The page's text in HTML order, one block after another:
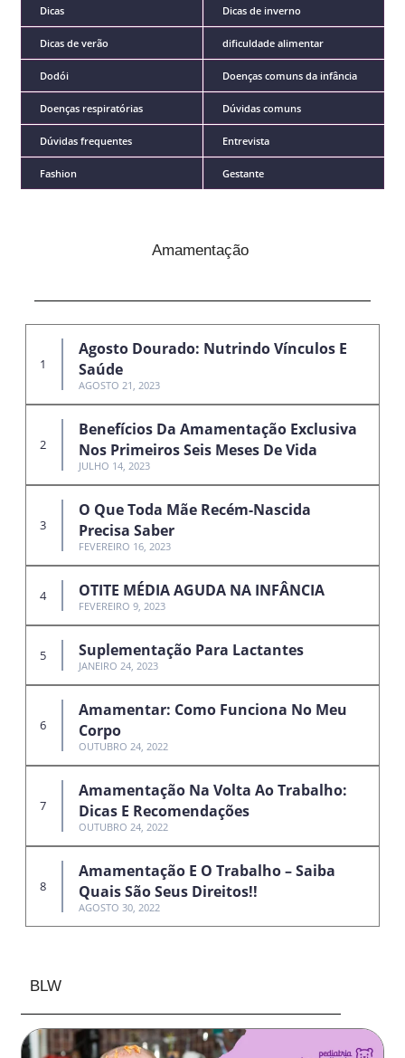
Dicas Dicas de inverno
Dicas de verão dificuldade alimentar
Dodói Doenças comuns da infância
Doenças respiratórias Dúvidas comuns
Dúvidas frequentes Entrevista
Fashion Gestante
Amamentação
Agosto Dourado: Nutrindo Vínculos E
Saúde
AGOSTO 21, 2023
Benefícios Da Amamentação Exclusiva
Nos Primeiros Seis Meses De Vida
JULHO 14, 2023
O Que Toda Mãe Recém-Nascida
Precisa Saber
FEVEREIRO 16, 2023
OTITE MÉDIA AGUDA NA INFÂNCIA
FEVEREIRO 9, 2023
Suplementação Para Lactantes
JANEIRO 24, 2023
Amamentar: Como Funciona No Meu
Corpo
OUTUBRO 24, 2022
Amamentação Na Volta Ao Trabalho:
Dicas E Recomendações
OUTUBRO 24, 2022
Amamentação E O Trabalho – Saiba
Quais São Seus Direitos!!
AGOSTO 30, 2022
BLW